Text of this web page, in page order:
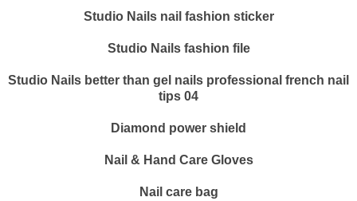
Studio Nails nail fashion sticker
Studio Nails fashion file
Studio Nails better than gel nails professional french nail
tips 04
Diamond power shield
Nail & Hand Care Gloves
Nail care bag